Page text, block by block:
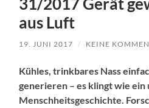
31/2017 Gerät
aus Luft
19. JUNI 2017 / KEINE
Kühles, trinkbares Nass
generieren – es klingt wie
Menschheitsgeschichte.